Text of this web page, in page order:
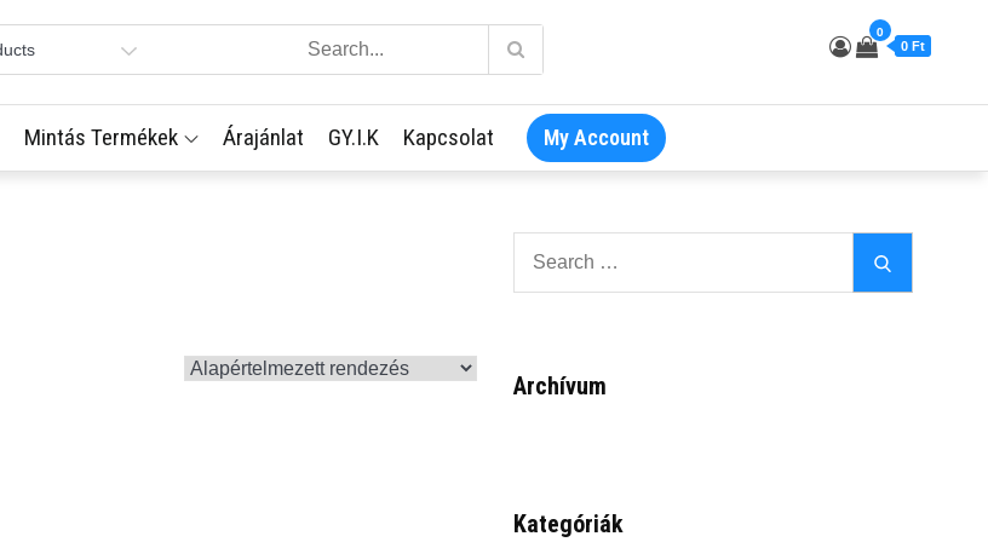
0
0 Ft
Mintás Termékek Árajánlat GY.I.K Kapcsolat My Account
Archívum
Kategóriák